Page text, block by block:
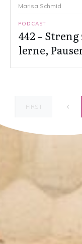
Marisa Schmid
PODCAST
442 –
lerne,
FIRST